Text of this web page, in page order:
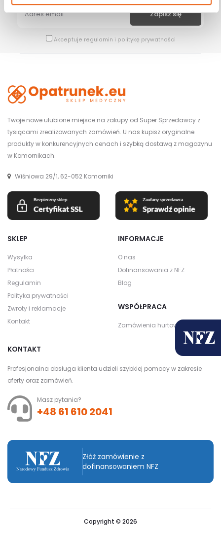
Akceptuje regulamin i politykę prywatności
Twoje nowe ulubione miejsce na zakupy od Super Sprzedawcy z
tysiącami zrealizowanych zamówień. U nas kupisz oryginalne
produkty w konkurencyjnych cenach i szybką dostawą z magazynu
w Komornikach.
Wiśniowa 29/1, 62-052 Komorniki
SKLEP
Wysyłka
Płatności
Regulamin
Polityka prywatności
Zwroty i reklamacje
Kontakt
INFORMACJE
O nas
Dofinansowania z NFZ
Blog
WSPÓŁPRACA
Zamówienia hurtowe
KONTAKT
Profesjonalna obsługa klienta udzieli szybkiej pomocy w zakresie
oferty oraz zamówień.
Masz pytania?
+48 61 610 2041
Złóż zamówienie z
dofinansowaniem NFZ
Copyright © 2026